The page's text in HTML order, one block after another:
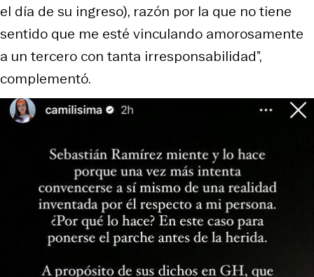
el día de su ingreso), razón por la que no tiene
sentido que me esté vinculando amorosamente
a un tercero con tanta irresponsabilidad”,
complementó.